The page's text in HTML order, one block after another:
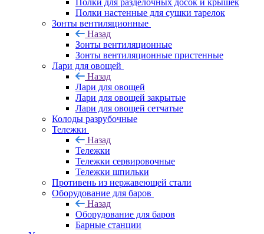
Полки для разделочных досок и крышек
Полки настенные для сушки тарелок
Зонты вентиляционные
Назад
Зонты вентиляционные
Зонты вентиляционные пристенные
Лари для овощей
Назад
Лари для овощей
Лари для овощей закрытые
Лари для овощей сетчатые
Колоды разрубочные
Тележки
Назад
Тележки
Тележки сервировочные
Тележки шпильки
Противень из нержавеющей стали
Оборудование для баров
Назад
Оборудование для баров
Барные станции